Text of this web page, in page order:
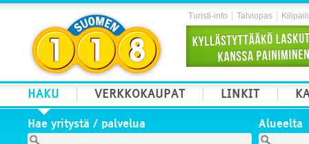
Turisti-info Talviopas
HAKU VERKKOKAUPAT LINKIT
Hae yritystä / palvelua Alueelta